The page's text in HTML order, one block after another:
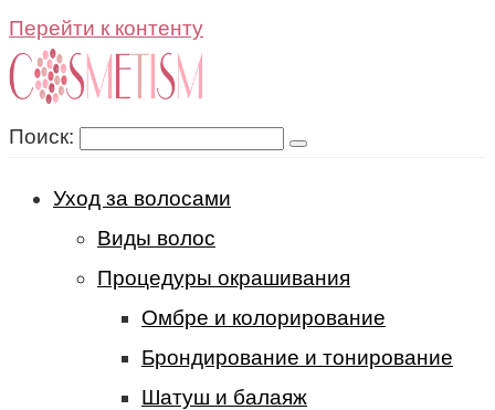
Перейти к контенту
Поиск:
Уход за волосами
Виды волос
Процедуры окрашивания
Омбре и колорирование
Брондирование и тонирование
Шатуш и балаяж